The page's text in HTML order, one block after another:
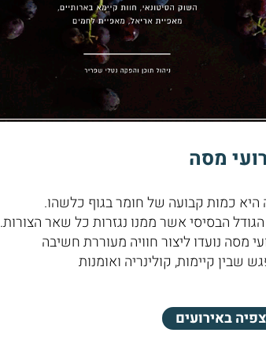
מסה​
כמות קבועה של חומר בגוף כלשהו.
הבסיסי אשר ממנו נגזרות כל שאר הצורות.
מסה נועדו ליצור חוויה מעוררת חשיבה
שבין קיימות, קולינריה ואומנות
באירועים